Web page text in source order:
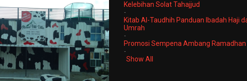
Kelebihan Solat Tahajjud
-
Kitab Al-Taudhih Panduan Ibadah Haji
Umrah
-
Promosi Sempena Ambang Ramadhan
-
Show All